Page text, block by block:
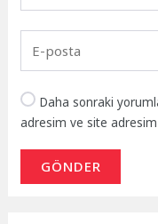
Daha sonraki
adresim ve site adresim
GÖNDER